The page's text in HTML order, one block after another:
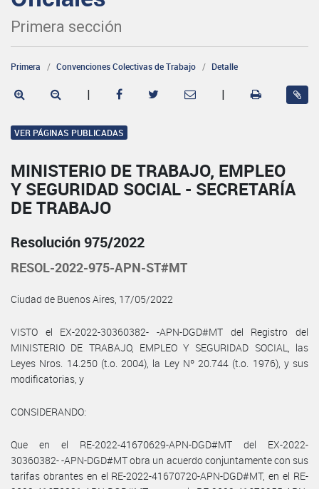
Primera sección
Primera Convenciones Colectivas de Trabajo Detalle
| |
VER PÁGINAS PUBLICADAS
MINISTERIO DE TRABAJO, EMPLEO
Y SEGURIDAD SOCIAL - SECRETARÍA
DE TRABAJO
Resolución 975/2022
RESOL-2022-975-APN-ST#MT
Ciudad de Buenos Aires, 17/05/2022
VISTO el EX-2022-30360382- -APN-DGD#MT del Registro del
MINISTERIO DE TRABAJO, EMPLEO Y SEGURIDAD SOCIAL, las
Leyes Nros. 14.250 (t.o. 2004), la Ley Nº 20.744 (t.o. 1976), y sus
modificatorias, y
CONSIDERANDO:
Que en el RE-2022-41670629-APN-DGD#MT del EX-2022-
30360382- -APN-DGD#MT obra un acuerdo conjuntamente con sus
tarifas obrantes en el RE-2022-41670720-APN-DGD#MT, en el RE-